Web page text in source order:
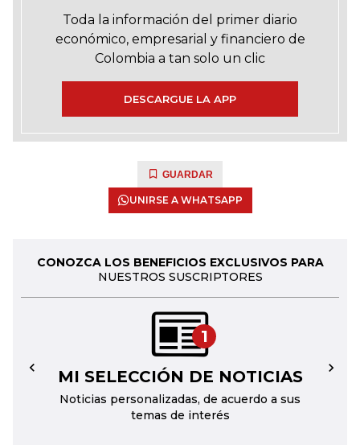
Toda la información del primer diario
económico, empresarial y financiero de
Colombia a tan solo un clic
DESCARGUE LA APP
GUARDAR
UNIRSE A WHATSAPP
CONOZCA LOS BENEFICIOS EXCLUSIVOS PARA
NUESTROS SUSCRIPTORES
1
MI SELECCIÓN DE NOTICIAS
Noticias personalizadas, de acuerdo a sus
temas de interés
← →